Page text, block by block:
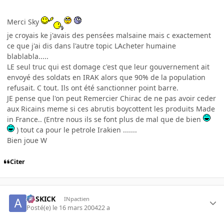
Merci Sky
je croyais ke j'avais des pensées malsaine mais c exactement
ce que j'ai dis dans l'autre topic LAcheter humaine
blablabla.....
LE seul truc qui est domage c'est que leur gouvernement ait
envoyé des soldats en IRAK alors que 90% de la population
refusait. C tout. Ils ont été sanctionner point barre.
JE pense que l'on peut Remercier Chirac de ne pas avoir ceder
aux Ricains meme si ces abrutis boycottent les produits Made
in France.. (Entre nous ils se font plus de mal que de bien
) tout ca pour le petrole Irakien .......
Bien joue W
Citer
ASSKICK INpactien
Posté(e) le 16 mars 200422 a